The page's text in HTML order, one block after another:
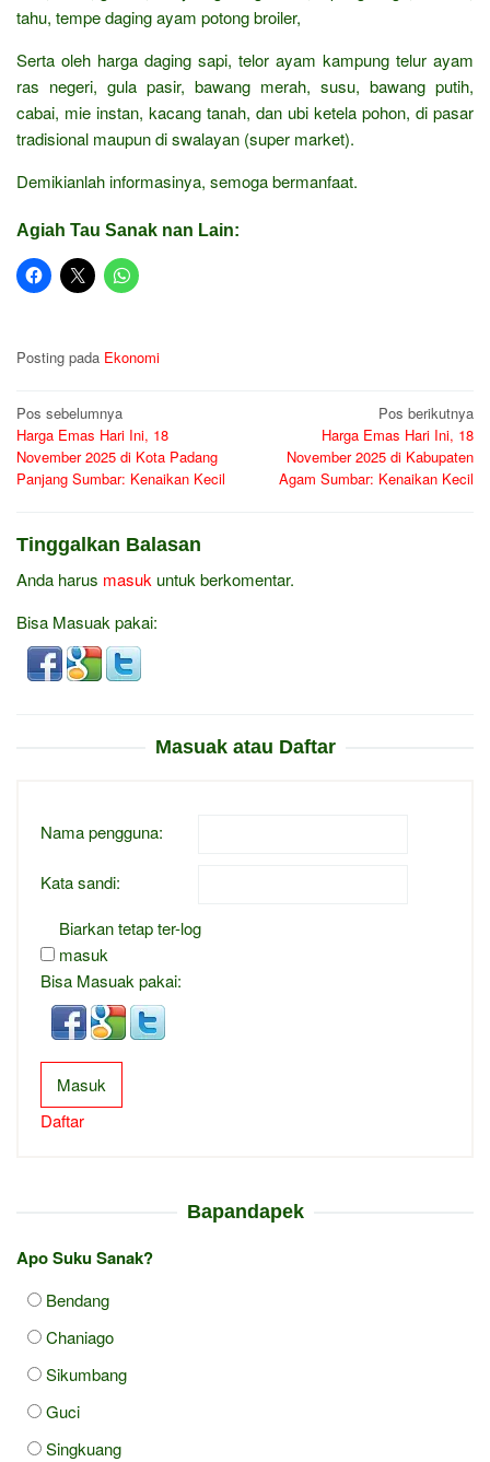
tahu, tempe daging ayam potong broiler,
Serta oleh harga daging sapi, telor ayam kampung telur ayam
ras negeri, gula pasir, bawang merah, susu, bawang putih,
cabai, mie instan, kacang tanah, dan ubi ketela pohon, di pasar
tradisional maupun di swalayan (super market).
Demikianlah informasinya, semoga bermanfaat.
Agiah Tau Sanak nan Lain:
Posting pada Ekonomi
Navigasi
pos
Pos sebelumnya
Harga Emas Hari Ini, 18
November 2025 di Kota Padang
Panjang Sumbar: Kenaikan Kecil
Pos berikutnya
Harga Emas Hari Ini, 18
November 2025 di Kabupaten
Agam Sumbar: Kenaikan Kecil
Tinggalkan Balasan
Anda harus masuk untuk berkomentar.
Bisa Masuak pakai:
Masuak atau Daftar
Nama pengguna:
Kata sandi:
Biarkan tetap ter-log
masuk
Bisa Masuak pakai:
Masuk
Daftar
Bapandapek
Apo Suku Sanak?
Bendang
Chaniago
Sikumbang
Guci
Singkuang